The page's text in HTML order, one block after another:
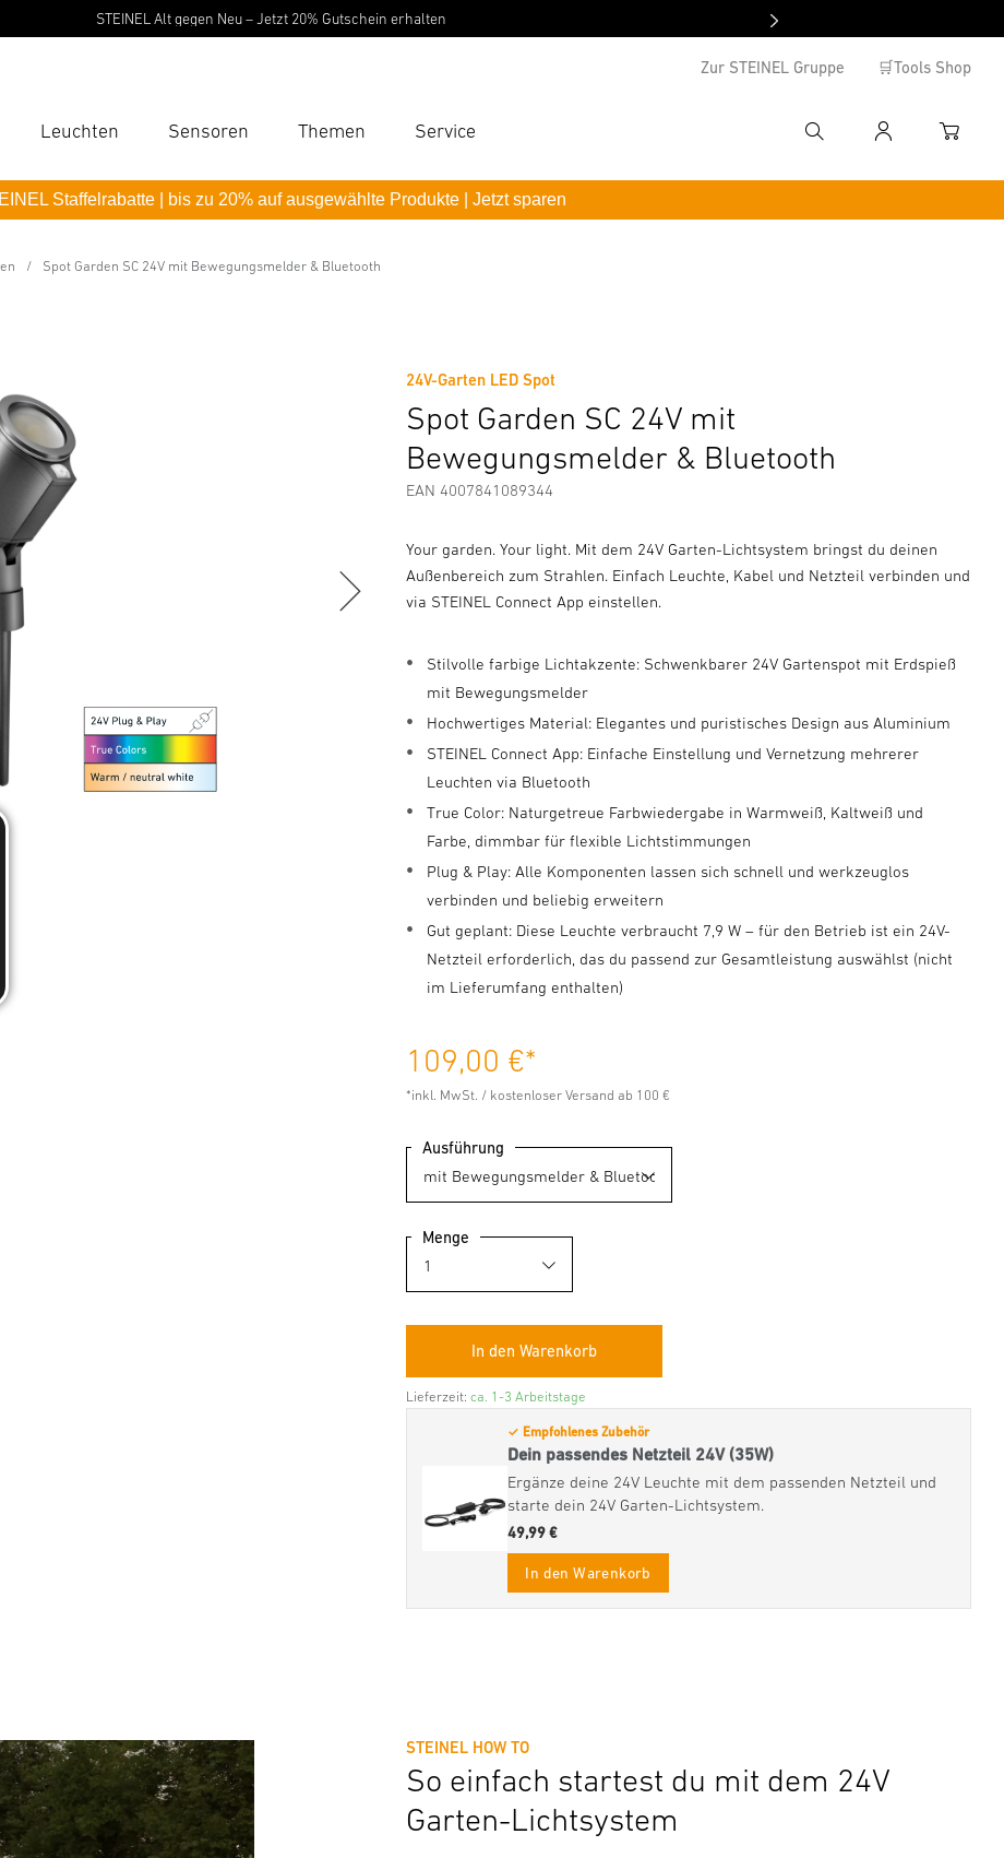
STEINEL Alt gegen Neu – Jetzt 20% Gutschein erhalten
Zur STEINEL Gruppe 🛒Tools Shop
Leuchten Sensoren Themen Service
Suche
Suche
Suchbegriff eingeben
Anmelden
Anmelden
Staffelrabatte | bis zu 20% auf ausgewählte Produkte | Jetzt sparen
Spot Garden SC 24V mit Bewegungsmelder & Bluetooth
24V-Garten LED Spot
Spot Garden SC 24V mit
Bewegungsmelder & Bluetooth
EAN 4007841089344
Your garden. Your light. Mit dem 24V Garten-Lichtsystem bringst du deinen
Außenbereich zum Strahlen. Einfach Leuchte, Kabel und Netzteil verbinden und
via STEINEL Connect App einstellen.
Stilvolle farbige Lichtakzente: Schwenkbarer 24V Gartenspot mit Erdspieß
mit Bewegungsmelder
Hochwertiges Material: Elegantes und puristisches Design aus Aluminium
STEINEL Connect App: Einfache Einstellung und Vernetzung mehrerer
Leuchten via Bluetooth
True Color: Naturgetreue Farbwiedergabe in Warmweiß, Kaltweiß und
Farbe, dimmbar für flexible Lichtstimmungen
Plug & Play: Alle Komponenten lassen sich schnell und werkzeuglos
verbinden und beliebig erweitern
Gut geplant: Diese Leuchte verbraucht 7,9 W – für den Betrieb ist ein 24V-
Netzteil erforderlich, das du passend zur Gesamtleistung auswählst (nicht
im Lieferumfang enthalten)
109,00 €*
*inkl. MwSt. / kostenloser Versand ab 100 €
Ausführung
Menge
Lieferzeit: ca. 1-3 Arbeitstage
✓ Empfohlenes Zubehör
Dein passendes Netzteil 24V (35W)
Ergänze deine 24V Leuchte mit dem passenden Netzteil und
starte dein 24V Garten-Lichtsystem.
49,99 €
In den Warenkorb
STEINEL HOW TO
So einfach startest du mit dem 24V
Garten-Lichtsystem